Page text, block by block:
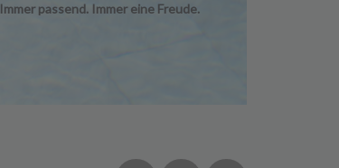
Immer passend. Immer eine Freude.